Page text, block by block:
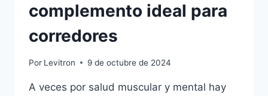
complemento ideal para
corredores
Por Levitron 9 de octubre de 2024
A veces por salud muscular y mental hay